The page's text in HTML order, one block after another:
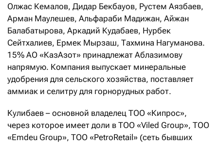
Олжас Кемалов, Дидар Бекбауов, Рустем Аязбаев,
Арман Маулешев, Альфараби Мадижан, Айжан
Балабатырова, Аркадий Кудабаев, Нурбек
Сейтхалиев, Ермек Мырзаш, Тахмина Нагуманова.
15% АО «КазАзот» принадлежат Аблазимову
напрямую. Компания выпускает минеральные
удобрения для сельского хозяйства, поставляет
аммиак и селитру для горнорудных работ.
Кулибаев – основной владелец ТОО «Кипрос»,
через которое имеет доли в ТОО «Viled Group», ТОО
«Emdeu Group», ТОО «PetroRetail» (сеть бывших